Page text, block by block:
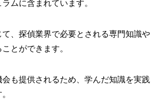
ムに含まれています。
、探偵業界で必要とされる専門知識や
とができます。
も提供されるため、学んだ知識を実践